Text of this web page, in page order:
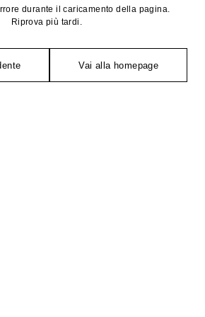
durante il caricamento della pagina.
Riprova più tardi.
Vai alla homepage